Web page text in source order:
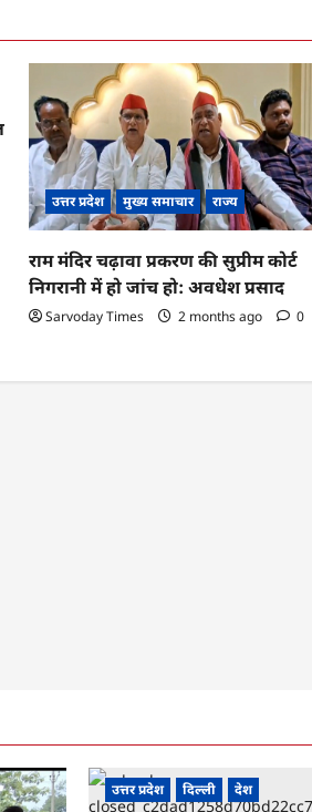
उत्तर प्रदेश मुख्य समाचार राज्य
राम मंदिर चढ़ावा प्रकरण की सुप्रीम कोर्ट
निगरानी में हो जांच हो: अवधेश प्रसाद
Sarvoday Times 2 months ago 0
उत्तर प्रदेश दिल्ली देश